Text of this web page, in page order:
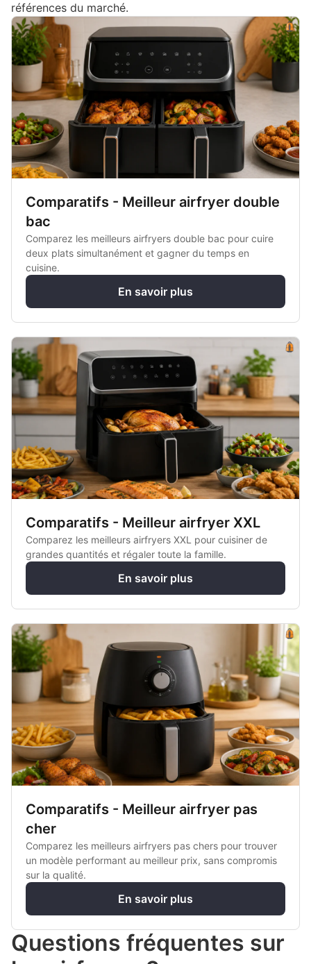
références du marché.
Comparatifs - Meilleur airfryer double
bac
Comparez les meilleurs airfryers double bac pour cuire
deux plats simultanément et gagner du temps en
cuisine.
En savoir plus
Comparatifs - Meilleur airfryer XXL
Comparez les meilleurs airfryers XXL pour cuisiner de
grandes quantités et régaler toute la famille.
En savoir plus
Comparatifs - Meilleur airfryer pas
cher
Comparez les meilleurs airfryers pas chers pour trouver
un modèle performant au meilleur prix, sans compromis
sur la qualité.
En savoir plus
Questions fréquentes sur